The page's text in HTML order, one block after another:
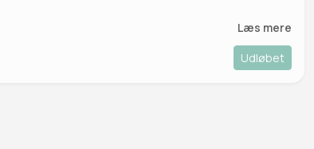
Læs mere
Udløbet